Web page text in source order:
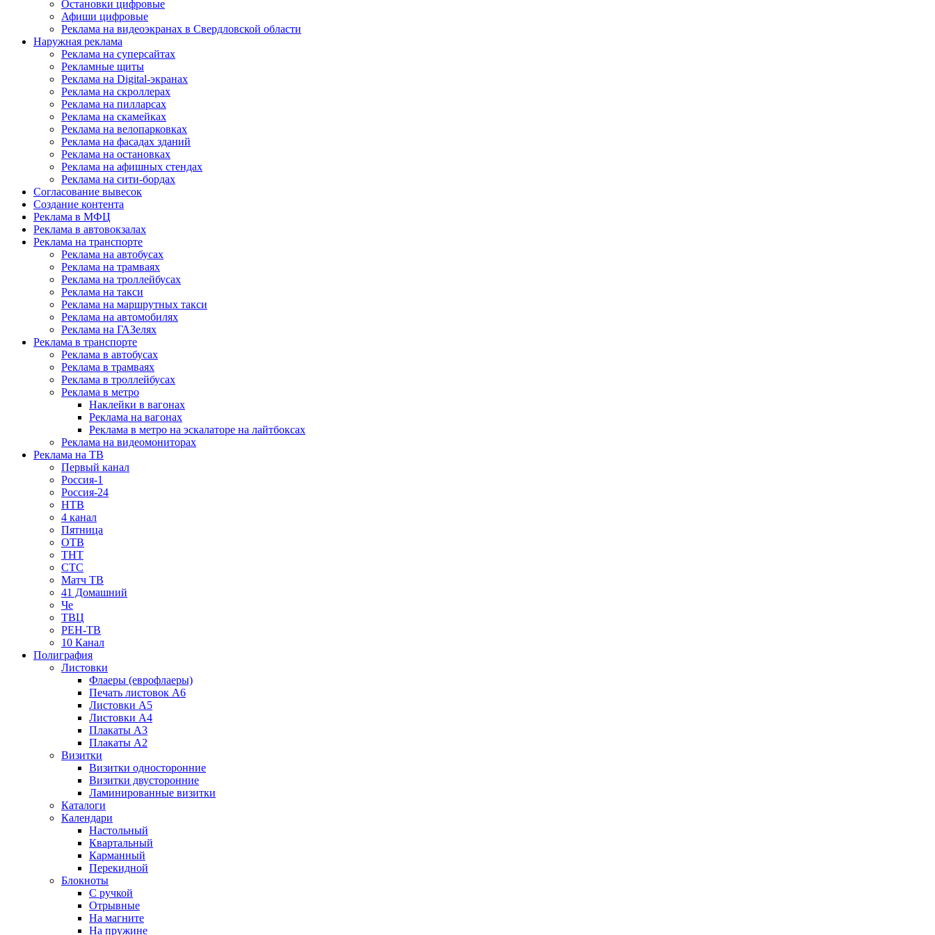
Остановки цифровые
Афиши цифровые
Реклама на видеоэкранах в Свердловской области
Наружная реклама
Реклама на суперсайтах
Рекламные щиты
Реклама на Digital-экранах
Реклама на скроллерах
Реклама на пилларсах
Реклама на скамейках
Реклама на велопарковках
Реклама на фасадах зданий
Реклама на остановках
Реклама на афишных стендах
Реклама на сити-бордах
Согласование вывесок
Создание контента
Реклама в МФЦ
Реклама в автовокзалах
Реклама на транспорте
Реклама на автобусах
Реклама на трамваях
Реклама на троллейбусах
Реклама на такси
Реклама на маршрутных такси
Реклама на автомобилях
Реклама на ГАЗелях
Реклама в транспорте
Реклама в автобусах
Реклама в трамваях
Реклама в троллейбусах
Реклама в метро
Наклейки в вагонах
Реклама на вагонах
Реклама в метро на эскалаторе на лайтбоксах
Реклама на видеомониторах
Реклама на ТВ
Первый канал
Россия-1
Россия-24
НТВ
4 канал
Пятница
ОТВ
ТНТ
СТС
Матч ТВ
41 Домашний
Че
ТВЦ
РЕН-ТВ
10 Канал
Полиграфия
Листовки
Флаеры (еврофлаеры)
Печать листовок А6
Листовки А5
Листовки А4
Плакаты А3
Плакаты А2
Визитки
Визитки односторонние
Визитки двусторонние
Ламинированные визитки
Каталоги
Календари
Настольный
Квартальный
Карманный
Перекидной
Блокноты
С ручкой
Отрывные
На магните
На пружине